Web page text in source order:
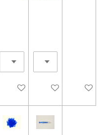
In den WarenkorbIn den Warenkorb
In den